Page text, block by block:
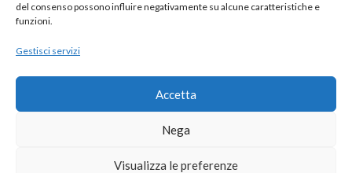
del consenso possono influire negativamente su alcune caratteristiche e
funzioni.
Gestisci servizi
Accetta
Nega
Visualizza le preferenze
Accedi
Feed dei contenuti
Feed dei commenti